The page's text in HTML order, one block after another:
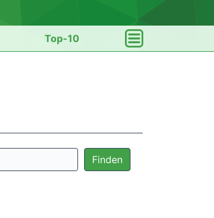
Top-10
Finden